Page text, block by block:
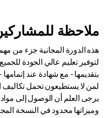
ملاحظة
لتوفير تعليم عالي الجودة
بتقديمها - مع شهادة عند
لمن لا يستطيعون تحمل تكاليف
يرجى العلم أن الوصول إلى مواد
وميزاتها محدود في النسخة